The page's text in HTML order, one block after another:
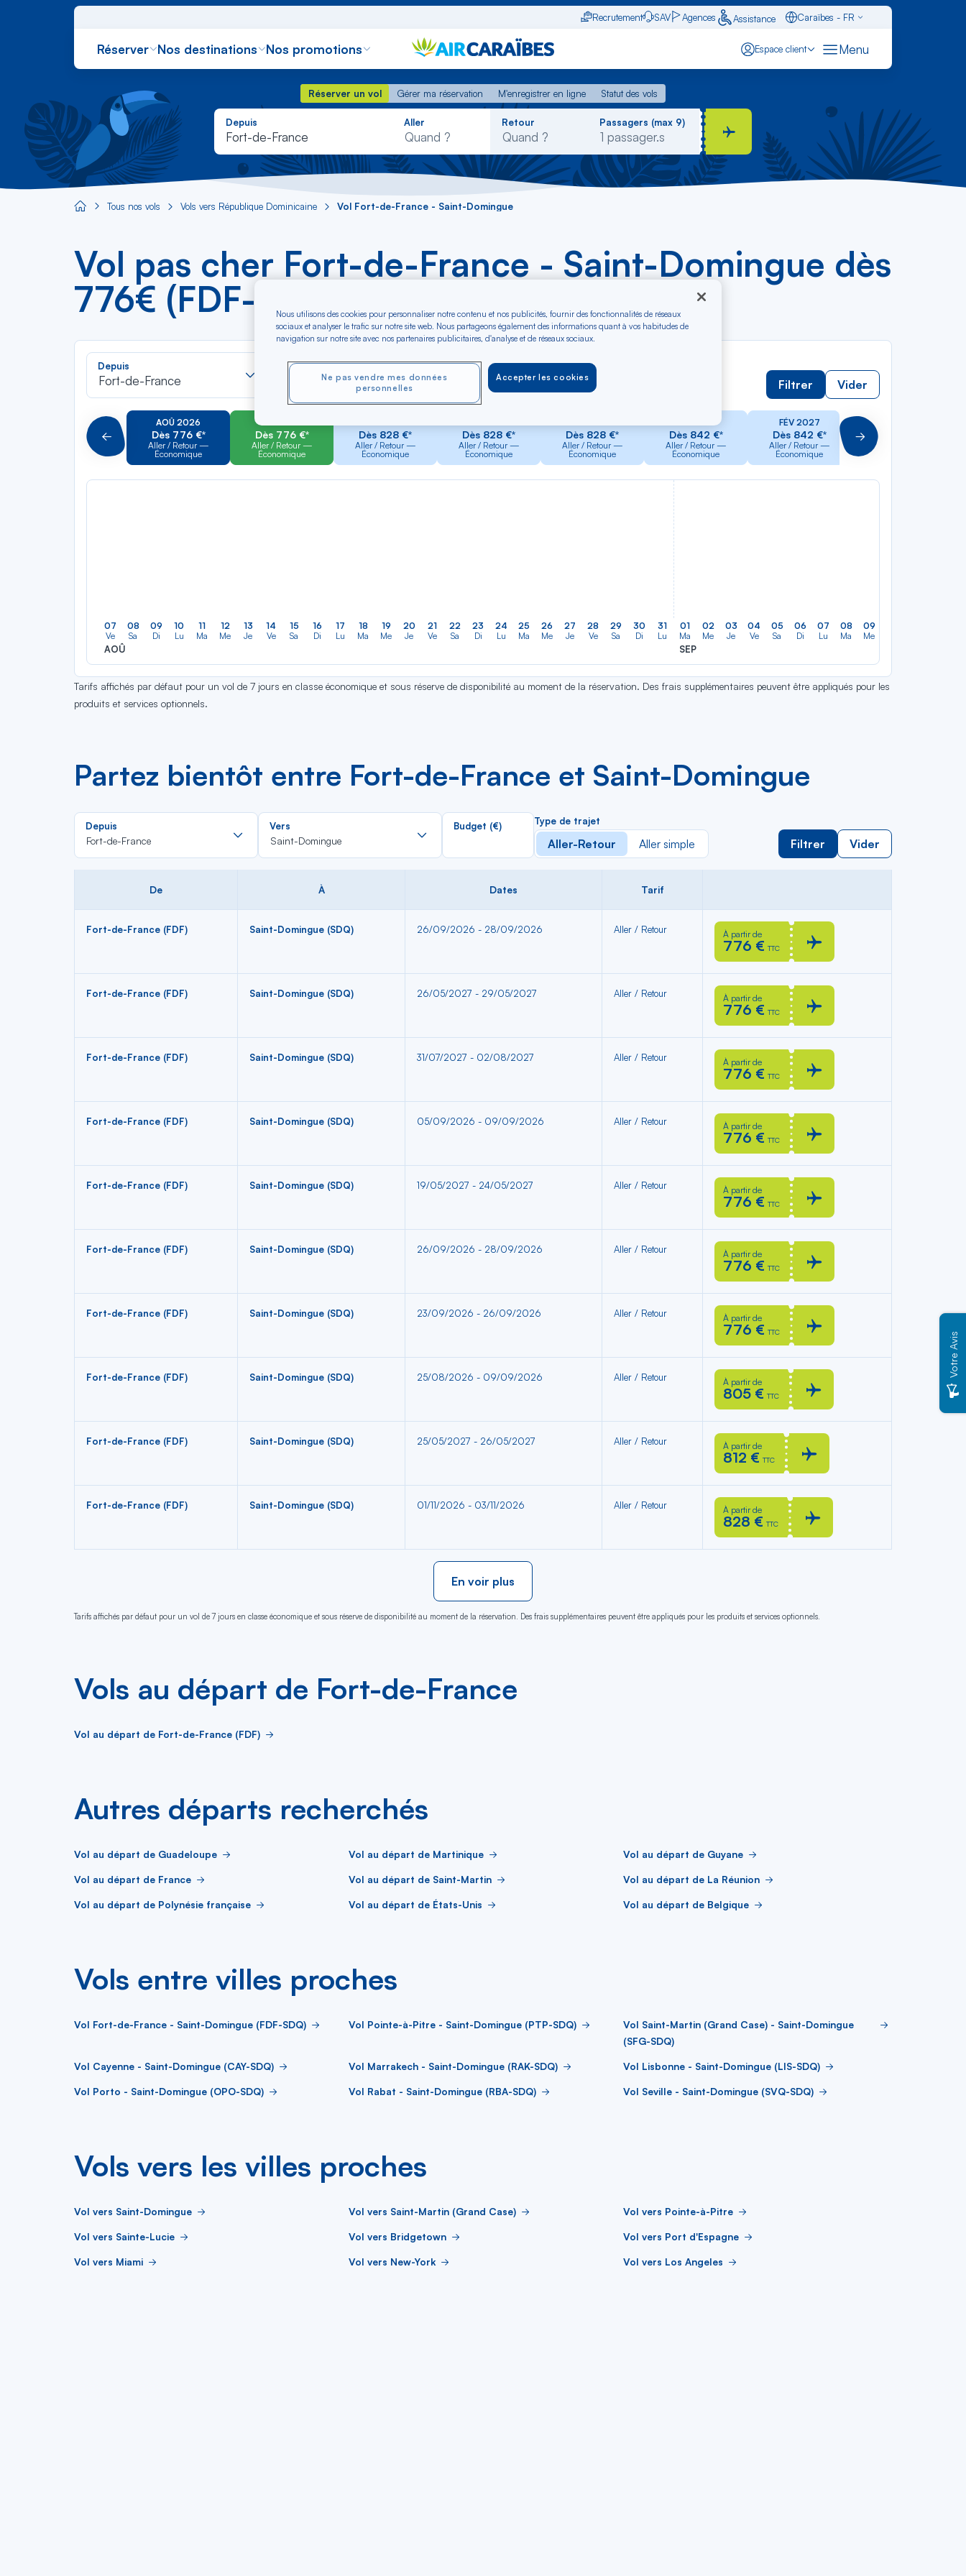
Recrutement SAV Agences Assistance
Caraïbes - FR
Réserver Nos destinations Nos promotions Espace client Menu
Réserver un vol Gérer ma réservation M'enregistrer en ligne
Statut des vols
Réserver un vol
Gérer ma réservation M'enregistrer en ligne Statut des vols
Depuis
Fort-de-France
Rechercher
dans
liste
Aller Retour Passagers (max 9)
Aircaraibes.com
Tous nos vols Vols vers République Dominicaine Vol Fort-de-France - Saint-Domingue
Vol pas cher Fort-de-France - Saint-Domingue dès
776€ (FDF-SDQ)
Depuis
Fort-de-France
Rechercher
Vers
Saint-Domingue
Rechercher
Type de trajet
Aller-Retour Aller simple Filtrer Vider
Précédent
AOÛ 2026
Dès 776 €*
Aller / Retour —
Économique
SEP 2026
Dès 776 €*
Aller / Retour —
Économique
Dès 828 €*
Aller / Retour —
Économique
Dès 828 €*
Aller / Retour —
Économique
Dès 828 €*
Aller / Retour —
Économique
JAN 2027
Dès 842 €*
Aller / Retour —
Économique
FÉV 2027
Dès 842 €*
Aller / Retour —
Économique
Dès 842 €*
Aller / Retour —
Suivant
07
Ve
AOÛ
08
Sa
09
Di
10
Lu
11
Ma
12
Me
13
Je
14
Ve
15
Sa
16
Di
17
Lu
18
Ma
19
Me
20
Je
21
Ve
22
Sa
23
Di
24
Lu
25
Ma
26
Me
27
Je
28
Ve
29
Sa
30
Di
31
Lu
01
Ma
SEP
02
Me
03
Je
04
Ve
05
Sa
06
Di
07
Lu
08
Ma
09
Me
Tarifs affichés par défaut pour un vol de 7 jours en classe économique et sous réserve de disponibilité au moment de la réservation. Des frais supplémentaires peuvent être appliqués pour les
produits et services optionnels.
Partez bientôt entre Fort-de-France et Saint-Domingue
Depuis
Fort-de-France
Rechercher
dans
la
Vers
Saint-Domingue
Rechercher
la
Budget (€) Type de trajet
Aller-Retour Aller simple Filtrer Vider
De À Dates Tarif
Fort-de-France (FDF) Saint-Domingue (SDQ) 26/09/2026 - 28/09/2026 Aller / Retour À partir de
776 € TTC
Fort-de-France (FDF) Saint-Domingue (SDQ) 26/05/2027 - 29/05/2027 Aller / Retour À partir de
776 € TTC
Fort-de-France (FDF) Saint-Domingue (SDQ) 31/07/2027 - 02/08/2027 Aller / Retour À partir de
776 € TTC
Fort-de-France (FDF) Saint-Domingue (SDQ) 05/09/2026 - 09/09/2026 Aller / Retour À partir de
776 € TTC
Fort-de-France (FDF) Saint-Domingue (SDQ) 19/05/2027 - 24/05/2027 Aller / Retour À partir de
776 € TTC
Fort-de-France (FDF) Saint-Domingue (SDQ) 26/09/2026 - 28/09/2026 Aller / Retour À partir de
776 € TTC
Fort-de-France (FDF) Saint-Domingue (SDQ) 23/09/2026 - 26/09/2026 Aller / Retour À partir de
776 € TTC
Fort-de-France (FDF) Saint-Domingue (SDQ) 25/08/2026 - 09/09/2026 Aller / Retour À partir de
805 € TTC
Fort-de-France (FDF) Saint-Domingue (SDQ) 25/05/2027 - 26/05/2027 Aller / Retour À partir de
812 € TTC
Fort-de-France (FDF) Saint-Domingue (SDQ) 01/11/2026 - 03/11/2026 Aller / Retour À partir de
828 € TTC
En voir plus
Tarifs affichés par défaut pour un vol de 7 jours en classe économique et sous réserve de disponibilité au moment de la réservation. Des frais supplémentaires peuvent être appliqués pour les produits et services optionnels.
Vols au départ de Fort-de-France
Vol au départ de Fort-de-France (FDF)
Autres départs recherchés
Vol au départ de Guadeloupe Vol au départ de Martinique Vol au départ de Guyane
Vol au départ de France Vol au départ de Saint-Martin Vol au départ de La Réunion
Vol au départ de Polynésie française Vol au départ de États-Unis Vol au départ de Belgique
Vols entre villes proches
Vol Fort-de-France - Saint-Domingue (FDF-SDQ) Vol Pointe-à-Pitre - Saint-Domingue (PTP-SDQ)
Vol Saint-Martin (Grand Case) - Saint-Domingue
(SFG-SDQ)
Vol Cayenne - Saint-Domingue (CAY-SDQ) Vol Marrakech - Saint-Domingue (RAK-SDQ) Vol Lisbonne - Saint-Domingue (LIS-SDQ)
Vol Porto - Saint-Domingue (OPO-SDQ) Vol Rabat - Saint-Domingue (RBA-SDQ) Vol Seville - Saint-Domingue (SVQ-SDQ)
Vols vers les villes proches
Vol vers Saint-Domingue Vol vers Saint-Martin (Grand Case) Vol vers Pointe-à-Pitre
Vol vers Sainte-Lucie Vol vers Bridgetown Vol vers Port d'Espagne
Vol vers Miami Vol vers New-York Vol vers Los Angeles
Nous utilisons des cookies pour personnaliser notre contenu et nos publicités, fournir des fonctionnalités de réseaux
sociaux et analyser le trafic sur notre site web. Nous partageons également des informations quant à vos habitudes de
navigation sur notre site avec nos partenaires publicitaires, d'analyse et de réseaux sociaux.
Accepter les cookies
Ne pas vendre mes données
personnelles
Votre Avis